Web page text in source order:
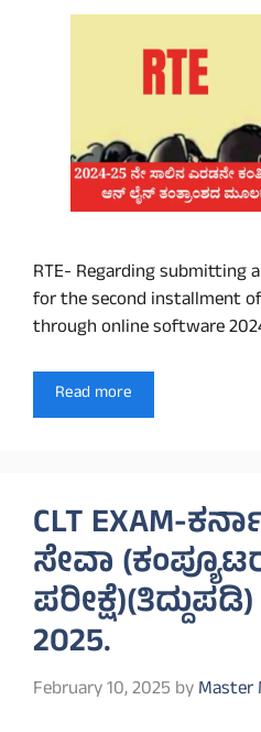
RTE- Regarding submitting
for the second installment
through online software‌
Read more
CLT EXAM-
ಸೇವಾ
2025.
February 10, 2025 byMaster